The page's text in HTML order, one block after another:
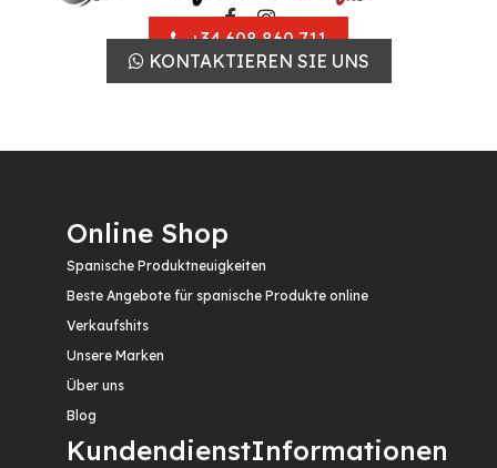
+34 608 860 711
KONTAKTIEREN SIE UNS
Online Shop
Spanische Produktneuigkeiten
Beste Angebote für spanische Produkte online
Verkaufshits
Unsere Marken
Über uns
Blog
KundendienstInformationen